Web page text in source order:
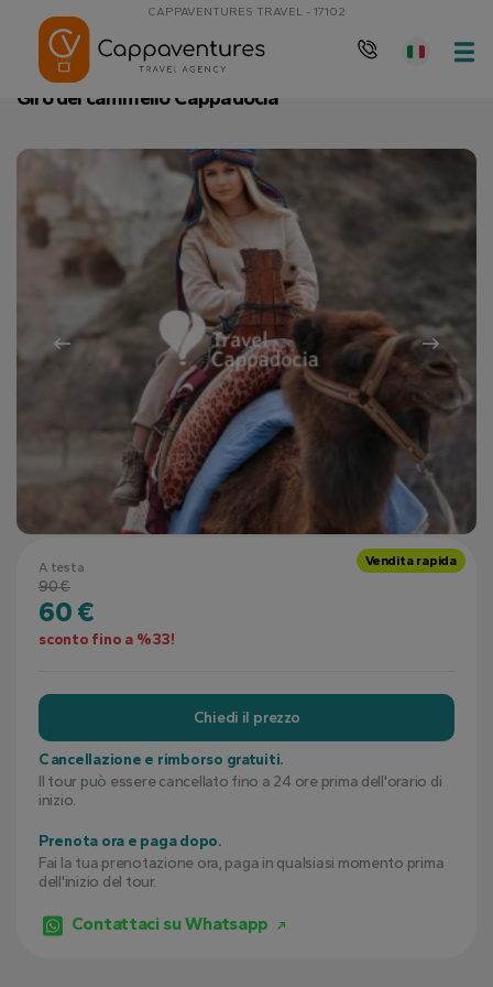
CAPPAVENTURES TRAVEL - 17102
Pagina principale
Giro del cammello Cappadocia
A testa
90 €
60 €
sconto fino a %33!
Vendita rapida
Chiedi il prezzo
Cancellazione e rimborso gratuiti.
Il tour può essere cancellato fino a 24 ore prima dell'orario di
inizio.
Prenota ora e paga dopo.
Fai la tua prenotazione ora, paga in qualsiasi momento prima
dell'inizio del tour.
Contattaci su Whatsapp